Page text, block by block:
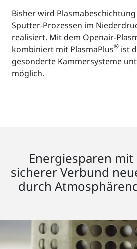
Bisher wird Plasmabeschichtung
Sputter-Prozessen im
realisiert. Mit dem Openair-
kombiniert mit PlasmaPlus® ist
gesonderte Kammersysteme
möglich.
Energiesparen
sicherer Verbund
durch